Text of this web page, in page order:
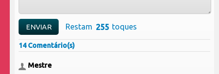
Restam toques
14 Comentário(s)
Mestre